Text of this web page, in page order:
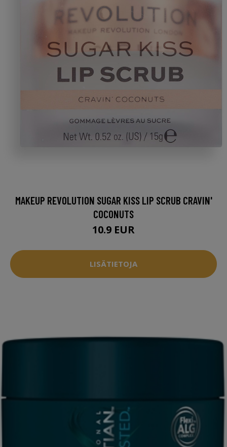
MAKEUP REVOLUTION SUGAR KISS LIP SCRUB CRAVIN'
COCONUTS
10.9 EUR
LISÄTIETOJA